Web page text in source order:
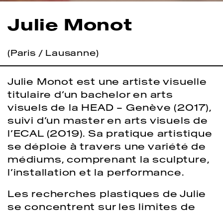
Julie Monot
(Paris / Lausanne)
Julie Monot est une artiste visuelle
titulaire d’un bachelor en arts
visuels de la HEAD – Genève (2017),
suivi d’un master en arts visuels de
l’ECAL (2019). Sa pratique artistique
se déploie à travers une variété de
médiums, comprenant la sculpture,
l’installation et la performance.
Les recherches plastiques de Julie
se concentrent sur les limites de